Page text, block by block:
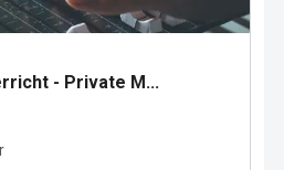
- Private M...